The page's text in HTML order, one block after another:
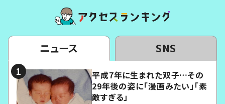
ニュース SNS
平成7年に生まれた双子…その
29年後の姿に「漫画みたい」「素
敵すぎる」